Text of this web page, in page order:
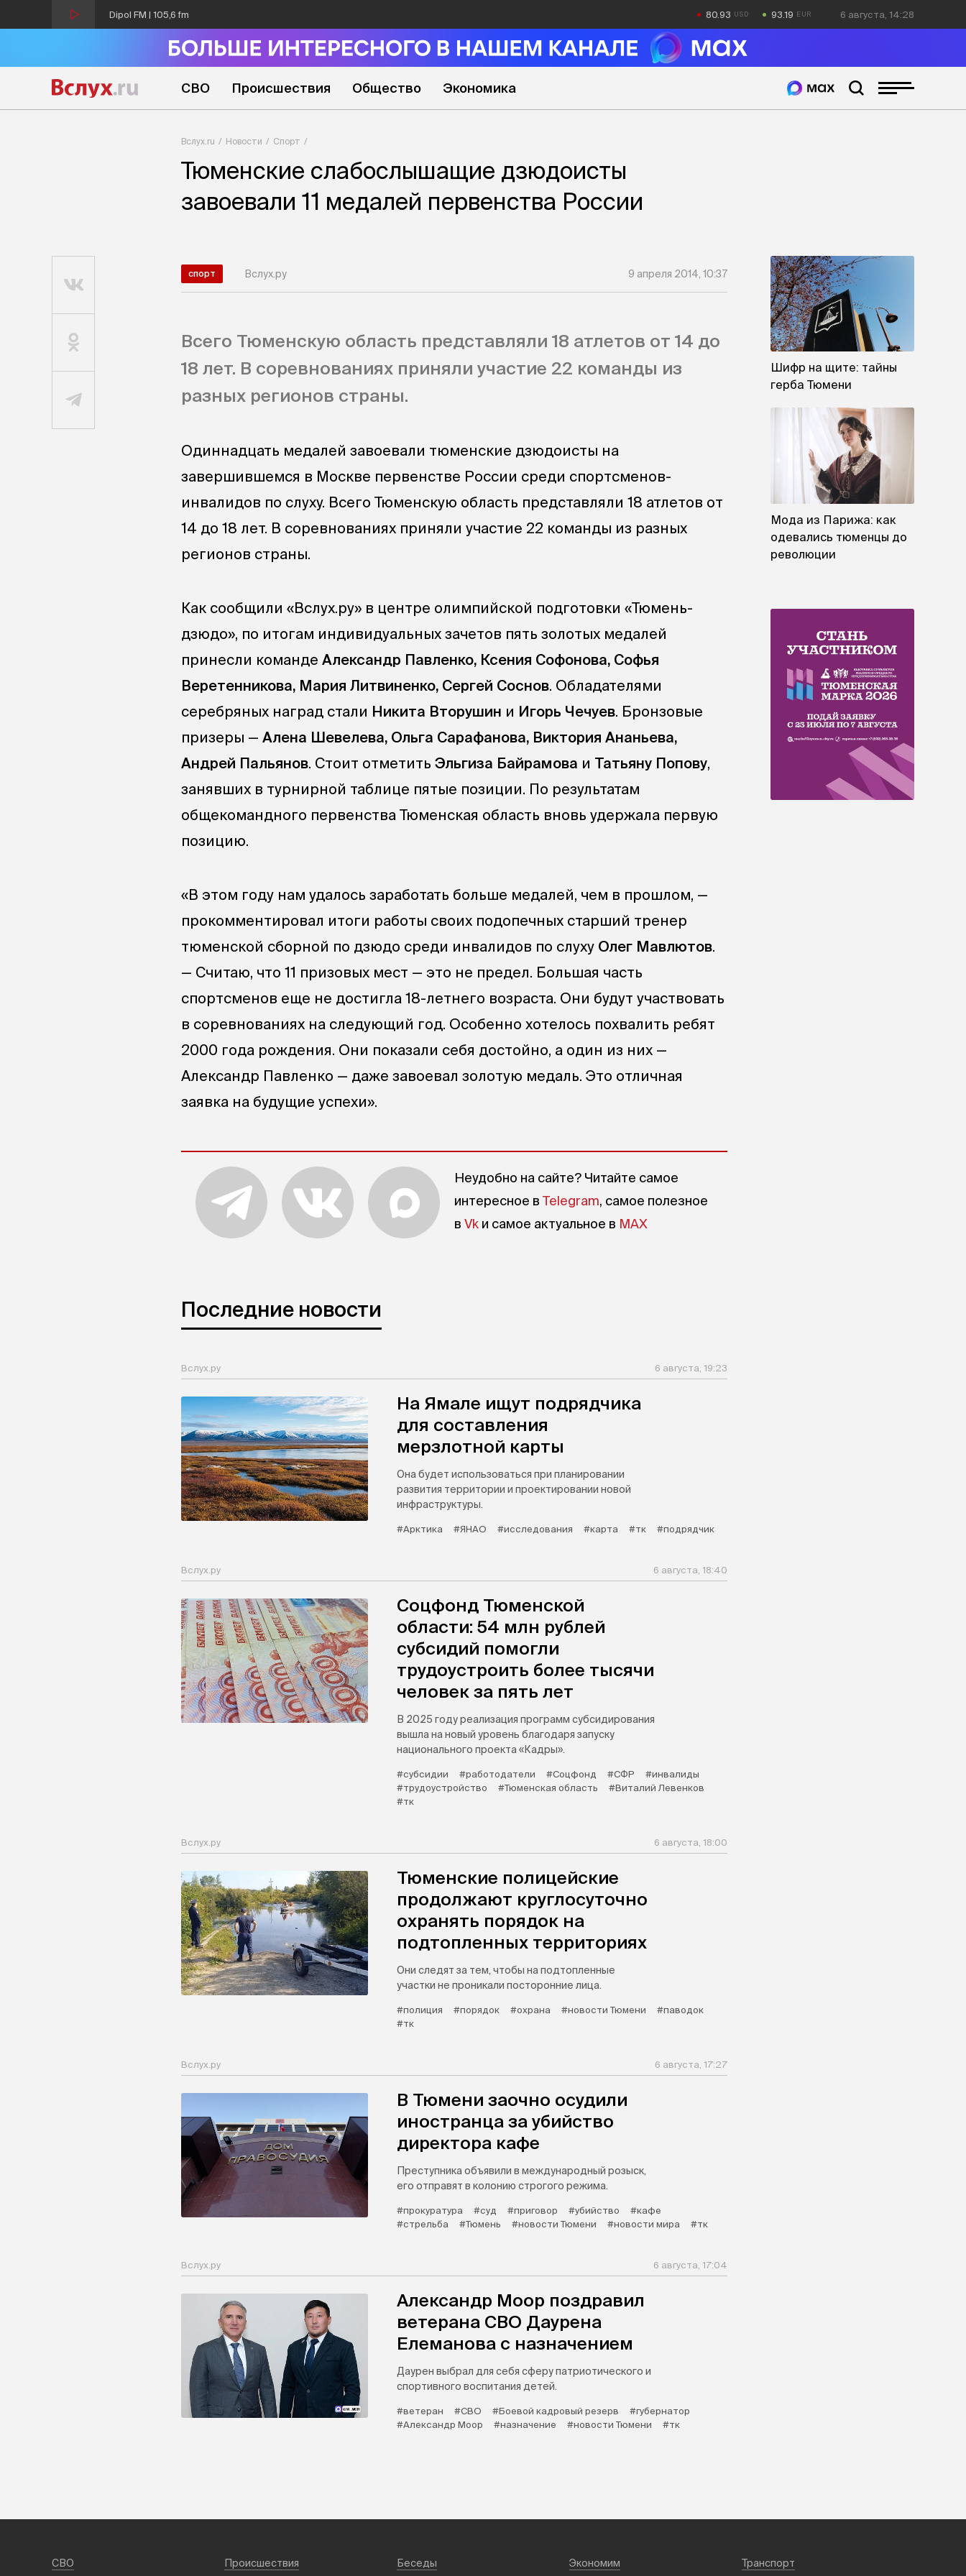
Dipol FM | 105,6 fm 80.93 93.19 6 августа, 14:28
СВО Происшествия Общество Экономика
Вслух.ru Новости Спорт
Тюменские слабослышащие дзюдоисты
завоевали 11 медалей первенства России
спорт Вслух.ру 9 апреля 2014, 10:37
Всего Тюменскую область представляли 18 атлетов от 14 до
18 лет. В соревнованиях приняли участие 22 команды из
разных регионов страны.
Одиннадцать медалей завоевали тюменские дзюдоисты на
завершившемся в Москве первенстве России среди спортсменов-
инвалидов по слуху. Всего Тюменскую область представляли 18 атлетов от
14 до 18 лет. В соревнованиях приняли участие 22 команды из разных
регионов страны.
Как сообщили «Вслух.ру» в центре олимпийской подготовки «Тюмень-
дзюдо», по итогам индивидуальных зачетов пять золотых медалей
принесли команде Александр Павленко, Ксения Софонова, Софья
Веретенникова, Мария Литвиненко, Сергей Соснов. Обладателями
серебряных наград стали Никита Вторушин и Игорь Чечуев. Бронзовые
призеры — Алена Шевелева, Ольга Сарафанова, Виктория Ананьева,
Андрей Пальянов. Стоит отметить Эльгиза Байрамова и Татьяну Попову,
занявших в турнирной таблице пятые позиции. По результатам
общекомандного первенства Тюменская область вновь удержала первую
позицию.
«В этом году нам удалось заработать больше медалей, чем в прошлом, —
прокомментировал итоги работы своих подопечных старший тренер
тюменской сборной по дзюдо среди инвалидов по слуху Олег Мавлютов.
— Считаю, что 11 призовых мест — это не предел. Большая часть
спортсменов еще не достигла 18-летнего возраста. Они будут участвовать
в соревнованиях на следующий год. Особенно хотелось похвалить ребят
2000 года рождения. Они показали себя достойно, а один из них —
Александр Павленко — даже завоевал золотую медаль. Это отличная
заявка на будущие успехи».
Неудобно на сайте? Читайте самое
интересное в Telegram, самое полезное
в Vk и самое актуальное в MAX
Последние новости
Вслух.ру 6 августа, 19:23
На Ямале ищут подрядчика
для составления
мерзлотной карты
Она будет использоваться при планировании
развития территории и проектировании новой
инфраструктуры.
#Арктика #ЯНАО #исследования #карта #тк #подрядчик
Вслух.ру 6 августа, 18:40
Соцфонд Тюменской
области: 54 млн рублей
субсидий помогли
трудоустроить более тысячи
человек за пять лет
В 2025 году реализация программ субсидирования
вышла на новый уровень благодаря запуску
национального проекта «Кадры».
#субсидии #работодатели #Соцфонд #СФР
#инвалиды
#трудоустройство
#Тюменская область
#Виталий Левенков
#тк
Вслух.ру 6 августа, 18:00
Тюменские полицейские
продолжают круглосуточно
охранять порядок на
подтопленных территориях
Они следят за тем, чтобы на подтопленные
участки не проникали посторонние лица.
#полиция #порядок #охрана #новости Тюмени
#паводок
#тк
Вслух.ру 6 августа, 17:27
В Тюмени заочно осудили
иностранца за убийство
директора кафе
Преступника объявили в международный розыск,
его отправят в колонию строгого режима.
#прокуратура #суд #приговор #убийство
#кафе
#стрельба
#Тюмень #новости Тюмени #новости мира #тк
Вслух.ру 6 августа, 17:04
Александр Моор поздравил
ветерана СВО Даурена
Елеманова с назначением
Даурен выбрал для себя сферу патриотического и
спортивного воспитания детей.
#ветеран #СВО #Боевой кадровый резерв
#губернатор
#Александр Моор
#назначение #новости Тюмени #тк
Шифр на щите: тайны
герба Тюмени
Мода из Парижа: как
одевались тюменцы до
революции
СВО Происшествия Беседы Экономим Транспорт